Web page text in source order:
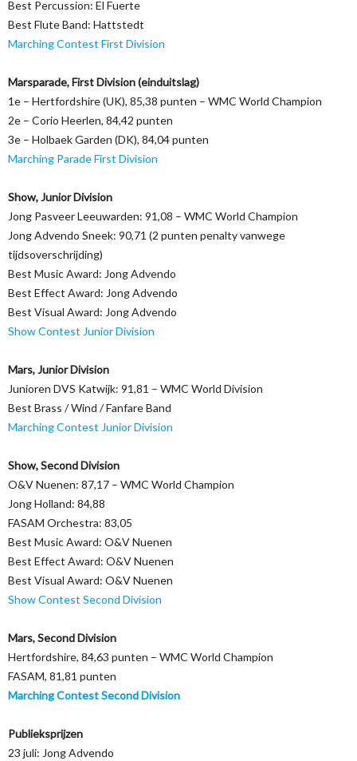
Best Percussion: El Fuerte
Best Flute Band: Hattstedt
Marching Contest First Division
Marsparade, First Division (einduitslag)
1e – Hertfordshire (UK), 85,38 punten – WMC World Champion
2e – Corio Heerlen, 84,42 punten
3e – Holbaek Garden (DK), 84,04 punten
Marching Parade First Division
Show, Junior Division
Jong Pasveer Leeuwarden: 91,08 – WMC World Champion
Jong Advendo Sneek: 90,71 (2 punten penalty vanwege
tijdsoverschrijding)
Best Music Award: Jong Advendo
Best Effect Award: Jong Advendo
Best Visual Award: Jong Advendo
Show Contest Junior Division
Mars, Junior Division
Junioren DVS Katwijk: 91,81 – WMC World Division
Best Brass / Wind / Fanfare Band
Marching Contest Junior Division
Show, Second Division
O&V Nuenen: 87,17 – WMC World Champion
Jong Holland: 84,88
FASAM Orchestra: 83,05
Best Music Award: O&V Nuenen
Best Effect Award: O&V Nuenen
Best Visual Award: O&V Nuenen
Show Contest Second Division
Mars, Second Division
Hertfordshire, 84,63 punten – WMC World Champion
FASAM, 81,81 punten
Marching Contest Second Division
Publieksprijzen
23 juli: Jong Advendo